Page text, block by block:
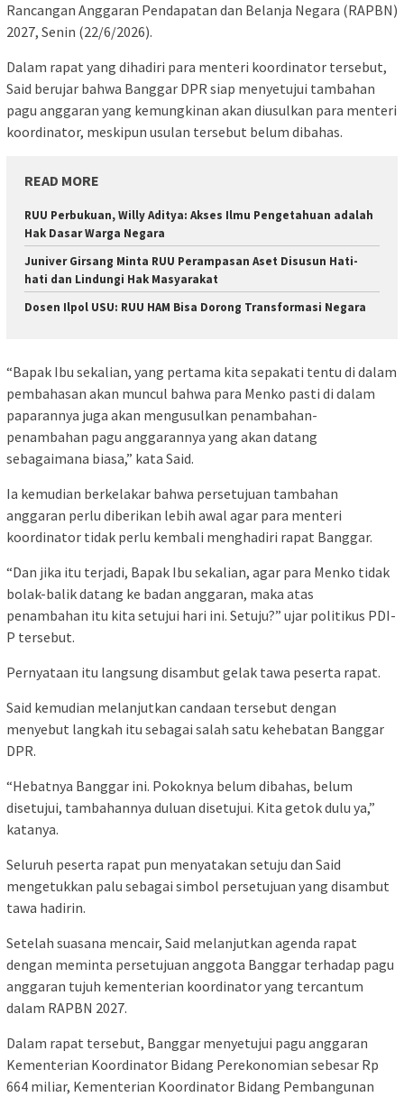
Rancangan Anggaran Pendapatan dan Belanja Negara (RAPBN)
2027, Senin (22/6/2026).
Dalam rapat yang dihadiri para menteri koordinator tersebut,
Said berujar bahwa Banggar DPR siap menyetujui tambahan
pagu anggaran yang kemungkinan akan diusulkan para menteri
koordinator, meskipun usulan tersebut belum dibahas.
READ MORE
RUU Perbukuan, Willy Aditya: Akses Ilmu Pengetahuan adalah
Hak Dasar Warga Negara
Juniver Girsang Minta RUU Perampasan Aset Disusun Hati-
hati dan Lindungi Hak Masyarakat
Dosen Ilpol USU: RUU HAM Bisa Dorong Transformasi Negara
“Bapak Ibu sekalian, yang pertama kita sepakati tentu di dalam
pembahasan akan muncul bahwa para Menko pasti di dalam
paparannya juga akan mengusulkan penambahan-
penambahan pagu anggarannya yang akan datang
sebagaimana biasa,” kata Said.
Ia kemudian berkelakar bahwa persetujuan tambahan
anggaran perlu diberikan lebih awal agar para menteri
koordinator tidak perlu kembali menghadiri rapat Banggar.
“Dan jika itu terjadi, Bapak Ibu sekalian, agar para Menko tidak
bolak-balik datang ke badan anggaran, maka atas
penambahan itu kita setujui hari ini. Setuju?” ujar politikus PDI-
P tersebut.
Pernyataan itu langsung disambut gelak tawa peserta rapat.
Said kemudian melanjutkan candaan tersebut dengan
menyebut langkah itu sebagai salah satu kehebatan Banggar
DPR.
“Hebatnya Banggar ini. Pokoknya belum dibahas, belum
disetujui, tambahannya duluan disetujui. Kita getok dulu ya,”
katanya.
Seluruh peserta rapat pun menyatakan setuju dan Said
mengetukkan palu sebagai simbol persetujuan yang disambut
tawa hadirin.
Setelah suasana mencair, Said melanjutkan agenda rapat
dengan meminta persetujuan anggota Banggar terhadap pagu
anggaran tujuh kementerian koordinator yang tercantum
dalam RAPBN 2027.
Dalam rapat tersebut, Banggar menyetujui pagu anggaran
Kementerian Koordinator Bidang Perekonomian sebesar Rp
664 miliar, Kementerian Koordinator Bidang Pembangunan